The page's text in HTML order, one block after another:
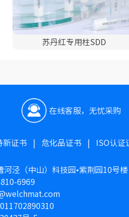
苏丹红专用柱SDD
在线客服，无忧采购
新证书 危化品证书 ISO认证
泾（中山）科技园•紫荆园10号楼
6969